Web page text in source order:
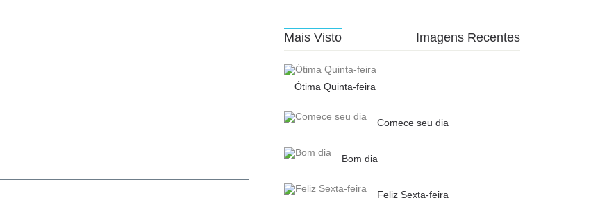
Mais Visto Imagens Recentes
Ótima Quinta-feira
Comece seu dia
Bom dia
Feliz Sexta-feira